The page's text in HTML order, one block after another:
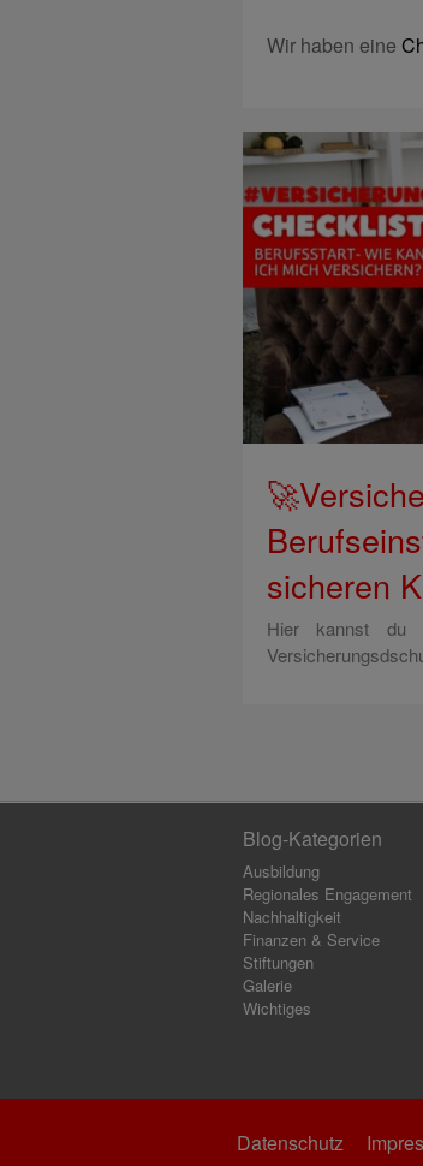
Wir haben eine
sicheren
Hier kannst du
Blog-Kategorien
Ausbildung
Regionales Engagement
Nachhaltigkeit
Finanzen & Service
Stiftungen
Galerie
Wichtiges
Datenschutz